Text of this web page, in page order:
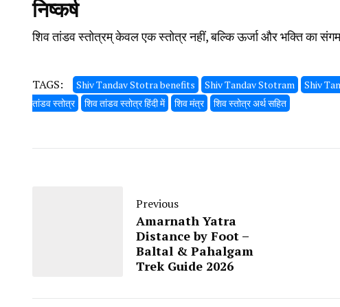
निष्कर्ष
शिव तांडव स्तोत्रम् केवल एक स्तोत्र नहीं, बल्कि ऊर्जा और भक्ति का
TAGS: Shiv Tandav Stotra benefits Shiv Tandav Stotram Shiv
तांडव स्तोत्र
शिव तांडव स्तोत्र हिंदी में शिव मंत्र शिव स्तोत्र अर्थ सहित
Previous
Amarnath Yatra
Distance by Foot –
Baltal & Pahalgam
Trek Guide 2026